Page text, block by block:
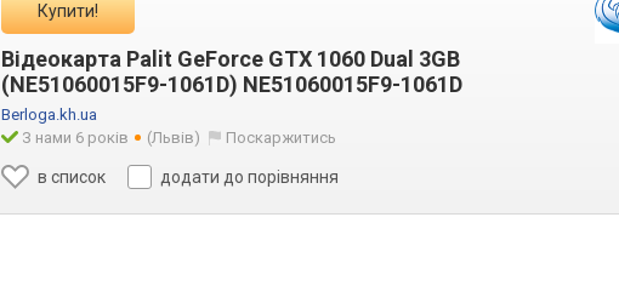
Купити!
Відеокарта Palit GeForce GTX 1060 Dual 3GB
(NE51060015F9-1061D) NE51060015F9-1061D
Berloga.kh.ua
З нами 6 років
(Львів) Поскаржитись
в список додати до порівняння